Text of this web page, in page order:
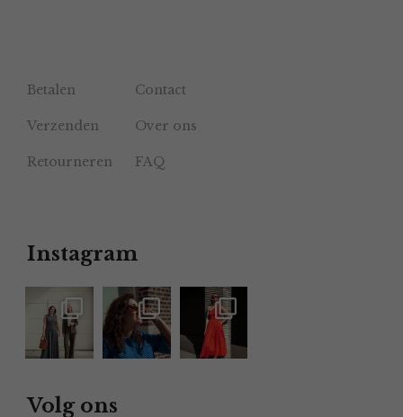
Betalen Contact
Verzenden Over ons
Retourneren FAQ
Instagram
Volg ons